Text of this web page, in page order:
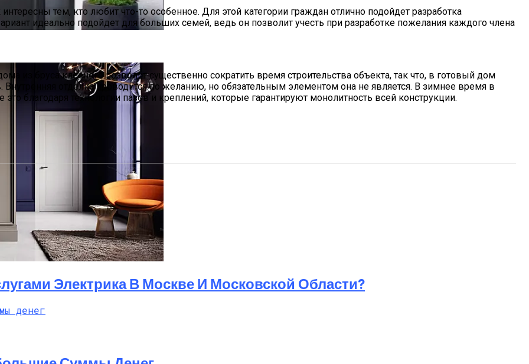
тем, кто любит что-то особенное. Для этой категории граждан отлично подойдет разработка
идеально подойдет для больших семей, ведь он позволит учесть при разработке пожелания каждого члена
из бруса клееного позволит существенно сократить время строительства объекта, так что, в готовый дом
отделка проводится по желанию, но обязательным элементом она не является. В зимнее время в
благодаря технологии пазов и креплений, которые гарантируют монолитность всей конструкции.
Электрика В Москве И Московской Области?